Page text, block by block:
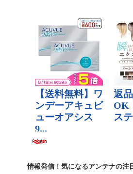
情報発信！気になるアンテナの注